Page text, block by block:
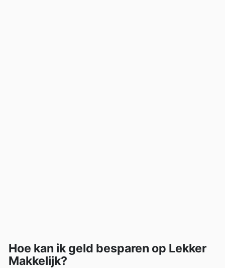
Hoe kan ik geld besparen op Lekker
Makkelijk?